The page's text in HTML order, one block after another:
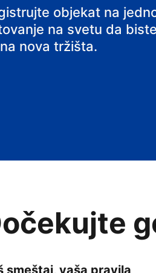
objekat na
na svetu da
nova tržišta.
smeštaj, vaša pravila